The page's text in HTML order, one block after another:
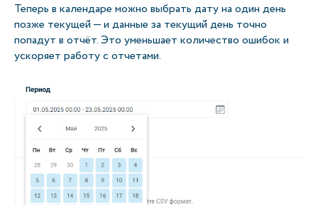
Теперь в календаре можно выбрать дату на один день
позже текущей — и данные за текущий день точно
попадут в отчёт. Это уменьшает количество ошибок и
ускоряет работу с отчетами.